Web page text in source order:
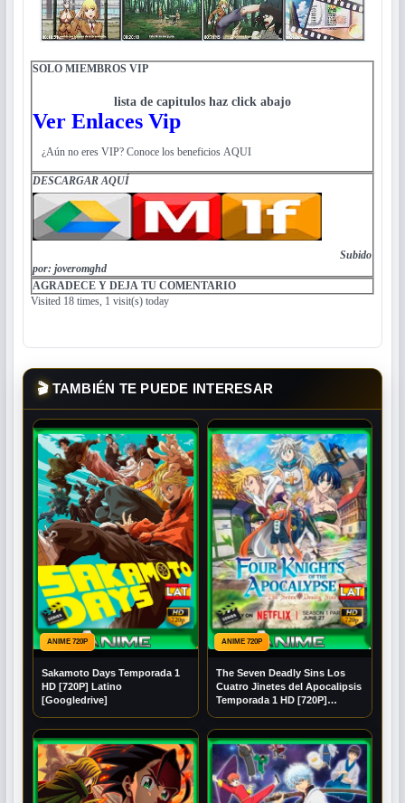
SOLO MIEMBROS VIP
lista de capitulos haz click abajo
Ver Enlaces Vip
¿Aún no eres VIP? Conoce los beneficios AQUI
DESCARGARAQUÍ
Subido
por: joveromghd
AGRADECE Y DEJA TU COMENTARIO
Visited 18 times, 1 visit(s) today
🎬TAMBIÉN TE PUEDE INTERESAR
ANIME 720P
Sakamoto Days Temporada 1
HD [720P] Latino
[Googledrive]
ANIME 720P
The Seven Deadly Sins Los
Cuatro Jinetes del Apocalipsis
Temporada 1 HD [720P]